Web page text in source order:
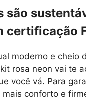
são
certificação
moderno e cheio
rosa neon vai te
você vá. Para
mais conforto e